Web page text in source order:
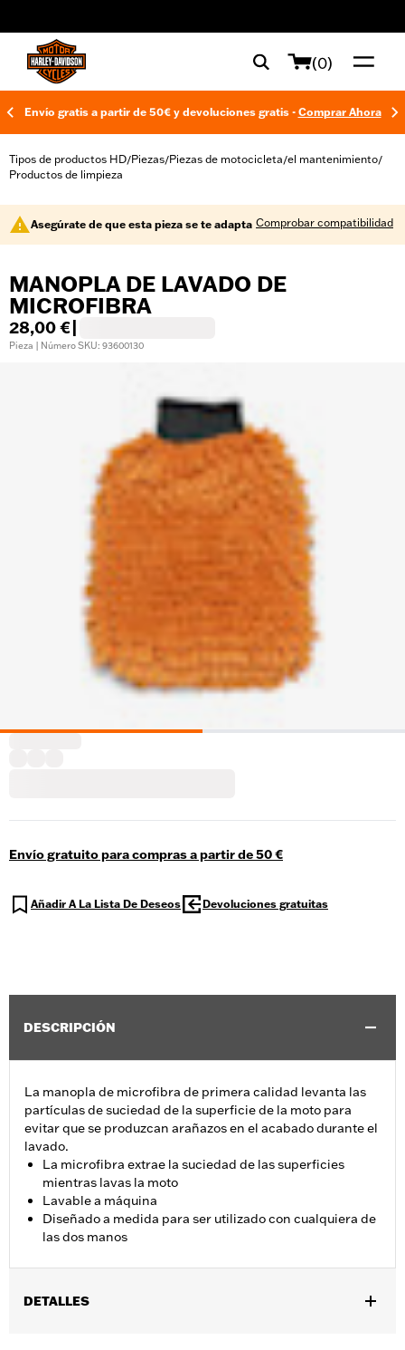
(0)
Envío gratis a partir de 50€ y devoluciones gratis - Comprar Ahora
Tipos de productos HD/Piezas/Piezas de motocicleta/el mantenimiento/
Productos de limpieza
Asegúrate de que esta pieza se te adapta Comprobar compatibilidad
MANOPLA DE LAVADO DE
MICROFIBRA
28,00 €
Pieza | Número SKU: 93600130
Envío gratuito para compras a partir de 50 €
Añadir A La Lista De Deseos Devoluciones gratuitas
DESCRIPCIÓN
La manopla de microfibra de primera calidad levanta las
partículas de suciedad de la superficie de la moto para
evitar que se produzcan arañazos en el acabado durante el
lavado.
La microfibra extrae la suciedad de las superficies
mientras lavas la moto
Lavable a máquina
Diseñado a medida para ser utilizado con cualquiera de
las dos manos
DETALLES